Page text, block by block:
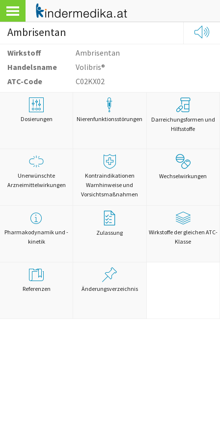
Ambrisentan
Wirkstoff
Ambrisentan
Handelsname
Volibris®
ATC-Code
C02KX02
Dosierungen Nierenfunktionsstörungen
Darreichungsformen und
Hilfsstoffe
Unerwünschte
Arzneimittelwirkungen
Kontraindikationen
Warnhinweise und
Vorsichtsmaßnahmen
Wechselwirkungen
Pharmakodynamik und -
kinetik
Zulassung
Wirkstoffe der gleichen ATC-
Klasse
Referenzen Änderungsverzeichnis